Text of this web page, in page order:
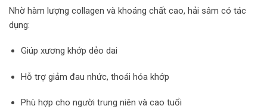
Nhờ hàm lượng collagen và khoáng chất cao, hải sâm có tác
dụng:
Giúp xương khớp dẻo dai
Hỗ trợ giảm đau nhức, thoái hóa khớp
Phù hợp cho người trung niên và cao tuổi